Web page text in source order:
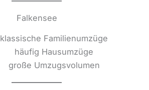
Falkensee
klassische Familienumzüge
häufig Hausumzüge
große Umzugsvolumen